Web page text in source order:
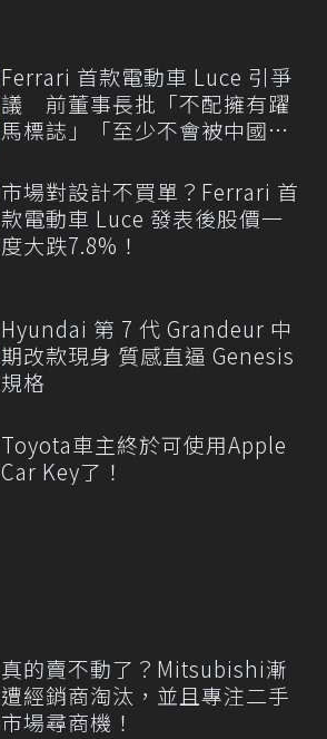
Ferrari 首款電動車 Luce 引爭
議 前董事長批「不配擁有躍
馬標誌」「至少不會被中國
市場對設計不買單？Ferrari 首
款電動車 Luce 發表後股價一
度大跌7.8%！
Hyundai 第 7 代 Grandeur 中
期改款現身 質感直逼 Genesis
規格
Toyota車主終於可使用Apple
Car Key了！
真的賣不動了？Mitsubishi漸
遭經銷商淘汰，並且專注二手
市場尋商機！